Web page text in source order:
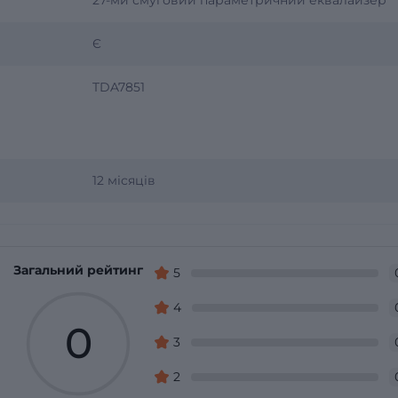
Є
TDA7851
12 місяців
Загальний рейтинг
0
5
4
3
2